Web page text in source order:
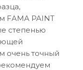
FAMA PAINT
степенью
очень точный